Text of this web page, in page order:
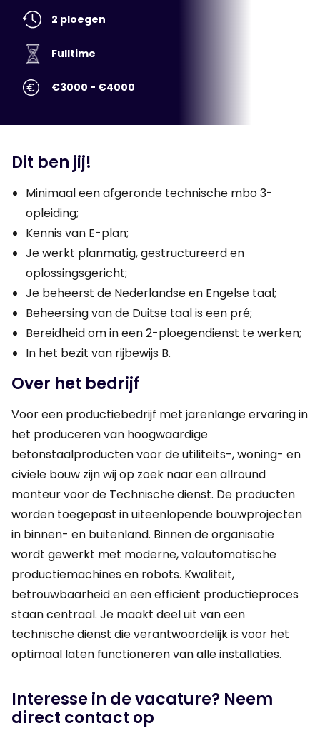
2 ploegen
Fulltime
€3000 - €4000
Dit ben jij!
Minimaal een afgeronde technische mbo 3-
opleiding;
Kennis van E-plan;
Je werkt planmatig, gestructureerd en
oplossingsgericht;
Je beheerst de Nederlandse en Engelse taal;
Beheersing van de Duitse taal is een pré;
Bereidheid om in een 2-ploegendienst te werken;
In het bezit van rijbewijs B.
Over het bedrijf
Voor een productiebedrijf met jarenlange ervaring in
het produceren van hoogwaardige
betonstaalproducten voor de utiliteits-, woning- en
civiele bouw zijn wij op zoek naar een allround
monteur voor de Technische dienst. De producten
worden toegepast in uiteenlopende bouwprojecten
in binnen- en buitenland. Binnen de organisatie
wordt gewerkt met moderne, volautomatische
productiemachines en robots. Kwaliteit,
betrouwbaarheid en een efficiënt productieproces
staan centraal. Je maakt deel uit van een
technische dienst die verantwoordelijk is voor het
optimaal laten functioneren van alle installaties.
Interesse in de vacature? Neem
direct contact op